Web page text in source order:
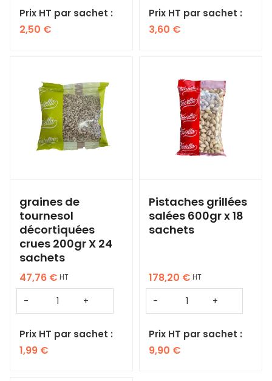
Prix HT par sachet :
2,50 €
Prix HT par sachet :
3,60 €
graines de
tournesol
décortiquées
crues 200gr X 24
sachets
47,76 € HT
Prix HT par sachet :
1,99 €
Pistaches grillées
salées 600gr x 18
sachets
178,20 € HT
Prix HT par sachet :
9,90 €